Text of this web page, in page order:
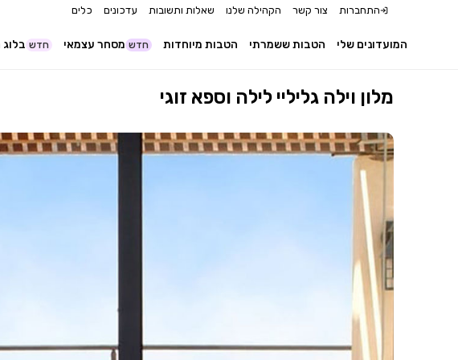
התחברות צור קשר הקהילה שלנו שאלות ותשובות עדכונים כלים
חדש מסחר עצמאי חדש הטבות מיוחדות הטבות ששמרתי המועדונים שלי
מלון וילה גליליי לילה וספא זוגי